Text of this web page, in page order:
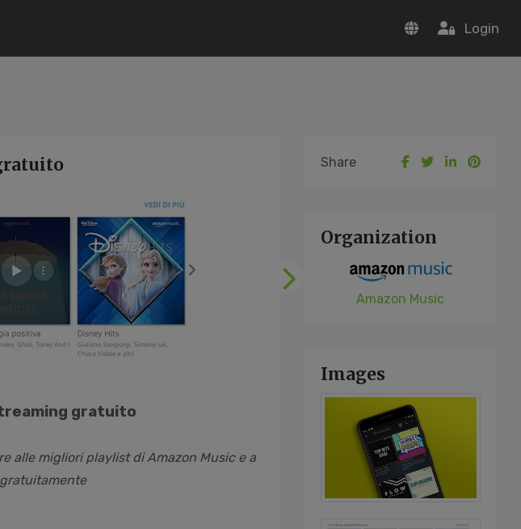
Login
Following
gratuito
alle migliori playlist di Amazon Music e a
Share
Organization
Amazon Music
Images